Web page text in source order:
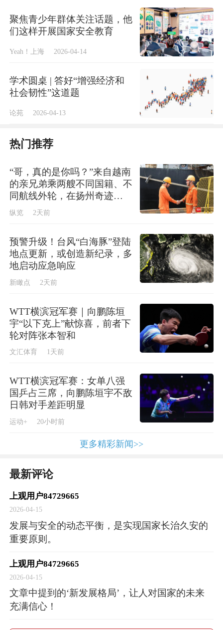
创新为根本动力，以满足人民日益增长的美好
生活需要为根本目的，加快构建以国内大循环
为主体、国内国际双循环相互促进的新发展格
系，实现“双轮驱动”，要在发展中更多考虑安
全因素，努力形成在发展中保安全、在安全中
促发展的格局。
不断提升“发展力”，就要增强加快发展的政治
定力，扭住加快发展的关键环节，以增强综合
实力为核心加快发展，夯实国家安全的实力基
础。只有实现高质量发展，国家安全才更有保
障。为此，要以辩证思维看待新机遇新挑战，
以畅通国民经济循环为主构建新发展格局，以
科技创新催生新发展动能，以深化改革激发发
展活力，以高水平对外开放打造国际合作和竞
争新优势，以共建共治共享拓展社会发展新局
二、实现高水平安全，不断提升“安全力”
就得不到保证。面对波谲云诡的国际形势和复
杂战略环境，无论是政治、军事等传统安全问
题，还是生物、科技等非传统安全问题，如遇
新安全格局保障新发展格局，离不开法治的支
健全国家安全法律法规，把法治贯穿于维护国
能有效应对一系列重大风险挑战，保持我国国
家安全大局稳定，捍卫国家主权、安全、发展
利益。
聚焦青少年群体关注话题，他
们这样开展国家安全教育
Yeah！上海 2026-04-14
学术圆桌 | 答好“增强经济和
社会韧性”这道题
论苑 2026-04-13
热门推荐
“哥，真的是你吗？”来自越南
的亲兄弟乘两艘不同国籍、不
同航线外轮，在扬州奇迹
般“偶遇”
纵览 2天前
预警升级！台风“白海豚”登陆
地点更新，或创造新纪录，多
地启动应急响应
新瞰点 2天前
WTT横滨冠军赛｜向鹏陈垣
宇“以下克上”献惊喜，前者下
轮对阵张本智和
文汇体育 1天前
WTT横滨冠军赛：女单八强
国乒占三席，向鹏陈垣宇不敌
日韩对手差距明显
运动+ 20小时前
更多精彩新闻>>
最新评论
上观用户84729665
2026-04-15
发展与安全的动态平衡，是实现国家长治久安的
重要原则。
上观用户84729665
2026-04-15
文章中提到的‘新发展格局’，让人对国家的未来
充满信心！